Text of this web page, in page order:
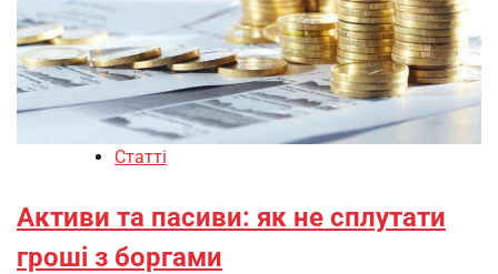
Статті
Активи та пасиви: як не сплутати
гроші з боргами